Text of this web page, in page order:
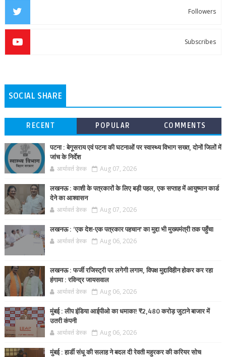
Followers
Subscribes
SOCIAL SHARE
RECENT POPULAR COMMENTS
पटना : बेगूसराय एवं पटना की घटनाओं पर स्वास्थ्य विभाग सख्त, दोनों जिलों में
जांच के निर्देश
आर्यावर्त डेस्क Aug 07, 2026
लखनऊ : काशी के पत्रकारों के लिए बड़ी पहल, एक सप्ताह में आयुष्मान कार्ड
देने का आश्वासन
आर्यावर्त डेस्क Aug 07, 2026
लखनऊ : ‘एक देश-एक पत्रकार पहचान’ का मुद्दा भी मुख्यमंत्री तक पहुँचा
आर्यावर्त डेस्क Aug 06, 2026
लखनऊ : फर्जी रजिस्ट्री पर लगेगी लगाम, विपक्ष मुद्दाविहीन होकर कर रहा
हंगामा : रविन्द्र जायसवाल
आर्यावर्त डेस्क Aug 06, 2026
मुंबई : लीप इंडिया आईपीओ का धमाका! ₹2,480 करोड़ जुटाने बाजार में
उतरी कंपनी
आर्यावर्त डेस्क Aug 06, 2026
मुंबई : हार्डी संधू की सलाह ने बदल दी रेवती महुरकर की करियर सोच